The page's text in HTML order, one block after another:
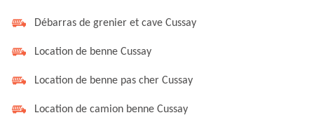
Débarras de grenier et cave Cussay
Location de benne Cussay
Location de benne pas cher Cussay
Location de camion benne Cussay